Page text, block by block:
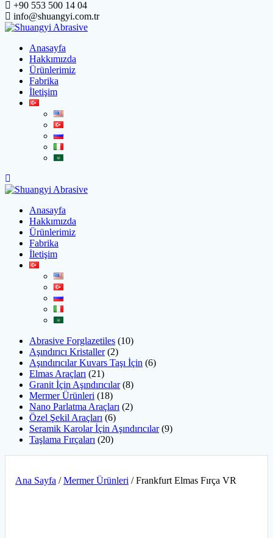
+90 553 500 14 04
info@shuangyi.com.tr
Anasayfa
Hakkımızda
Ürünlerimiz
Fabrika
İletişim
Anasayfa
Hakkımızda
Ürünlerimiz
Fabrika
İletişim
Abrasive Forglazetiles 10
Aşındırıcı Kristaller 2
Aşındırıcılar Kuvars Taşı İçin 6
Elmas Araçları
21
Granit İçin Aşındırıcılar 8
Mermer Ürünleri
18
Nano Parlatma Araçları
2
Özel Şekil Araçları 6
Seramik Karolar İçin Aşındırıcılar 9
Taşlama Fırçaları
20
Ana Sayfa /Mermer Ürünleri / Frankfurt Elmas Fırça VR